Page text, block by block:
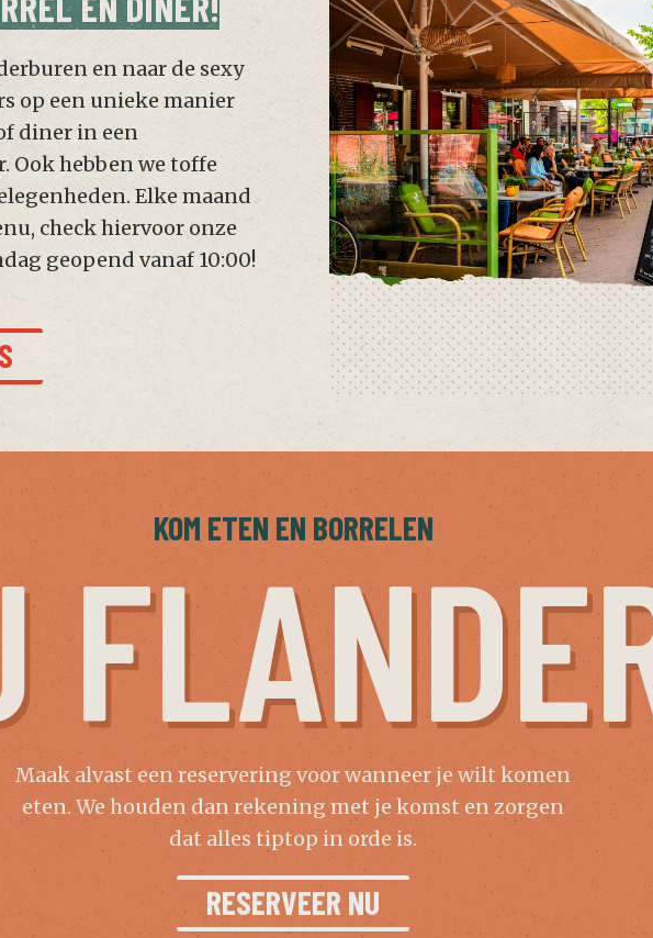
en naar de sexy
op een unieke manier
diner in een
Ook hebben we toffe
Elke maand
check hiervoor onze
geopend vanaf 10:00!
KOM ETEN EN BORRELEN
Maak alvast een reservering voor wanneer je wilt komen
eten. We houden dan rekening met je komst en zorgen
dat alles tiptop in orde is.
RESERVEER NU